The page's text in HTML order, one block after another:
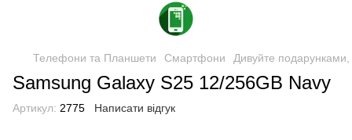
Телефони та Планшети Смартфони Дивуйте
Samsung Galaxy S25 12/256GB Navy
Артикул: 2775 Написати відгук